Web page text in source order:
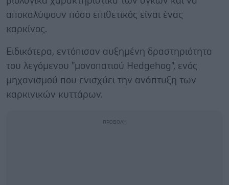
αποκαλύψουν πόσο επιθετικός είναι ένας
καρκίνος.
Ειδικότερα, εντόπισαν αυξημένη δραστηριότητα
του λεγόμενου "μονοπατιού Hedgehog", ενός
μηχανισμού που ενισχύει την ανάπτυξη των
καρκινικών κυττάρων.